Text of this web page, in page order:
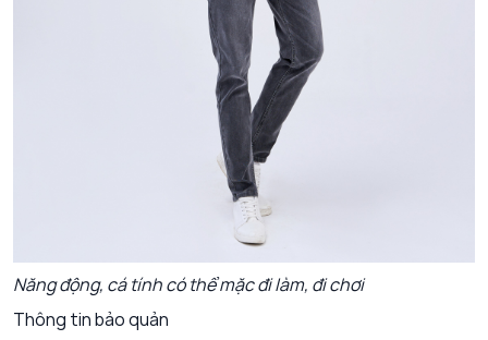
Năng động, cá tính có thể mặc đi làm, đi chơi
Thông tin bảo quản